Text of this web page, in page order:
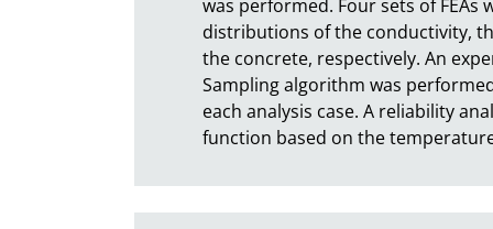
was performed. Four sets of
distributions of the conductivity,
the concrete, respectively. An
Sampling algorithm was
each analysis case. A reliability
function based on the